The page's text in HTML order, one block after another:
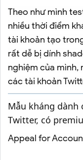
Theo như mình
nhiều thời điểm
tài khoản tạo
rất dễ bị dính
nghiệm của mình,
các tài khoản
Mẫu kháng dành
Twitter, có
Appeal for